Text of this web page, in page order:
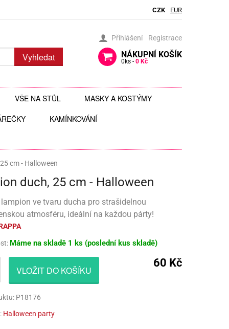
CZK EUR
Přihlášení Registrace
NÁKUPNÍ KOŠÍK
0 ks - 0 Kč
Vyhledat
NA DORTY
VŠE NA STŮL
BRČKA
JEDLÉ ZDOBENÍ
JEDNORÁZOVÉ PŘÍBORY
KELÍMKY A POHÁRKYPOHÁRKY NA ZÁKUSKY
TÉMATICKÉ KELÍMKY
KOŠÍČKY NA MUFFINY
NAPICHOVÁTKA A ZÁPICHY
UBROUSKY
UBRUSY
MASKY A KOSTÝMY
KLOBOUKY, ČEPICE
KOSTÝMY
MASKY
PARUKY
AROMA NA SLIZ
AKTIVÁTOR NA VÝROBU SLIZU
LEPIDLA NA VÝROBU SLIZU
HRAČKY
KAMÍNKOVÁNÍ
cm - Halloween
duch, 25 cm - Halloween
ve tvaru ducha pro strašidelnou
atmosféru, ideální na každou párty!
Máme na skladě 1 ks (poslední kus skladě)
60 Kč
VLOŽIT DO KOŠÍKU
P18176
Halloween party